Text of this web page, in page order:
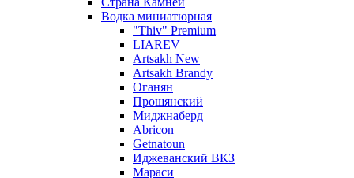
Водка миниатюрная
"Thiv" Premium
LIAREV
Artsakh New
Artsakh Brandy
Оганян
Прошянский
Миджнаберд
Abricon
Getnatoun
Иджеванский ВКЗ
Мараси